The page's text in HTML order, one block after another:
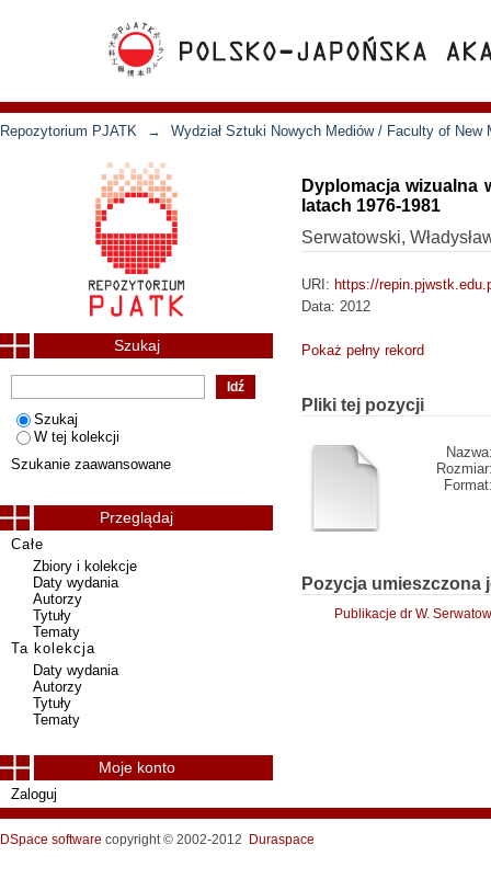
Repozytorium PJATK → Wydział Sztuki Nowych Mediów / Faculty of New
Dyplomacja wizualna
latach 1976-1981
Serwatowski,
URI: https://
Data: 2012
Pokaż pełny rekord
Pliki tej pozycji
Pozycja
Publikacje dr W.
Szukaj
Szukaj
W tej kolekcji
Szukanie zaawansowane
Przeglądaj
Całe
Zbiory i kolekcje
Daty wydania
Autorzy
Tytuły
Tematy
Ta kolekcja
Daty wydania
Autorzy
Tytuły
Tematy
Moje konto
Zaloguj
DSpace software copyright © 2002-2012 Duraspace